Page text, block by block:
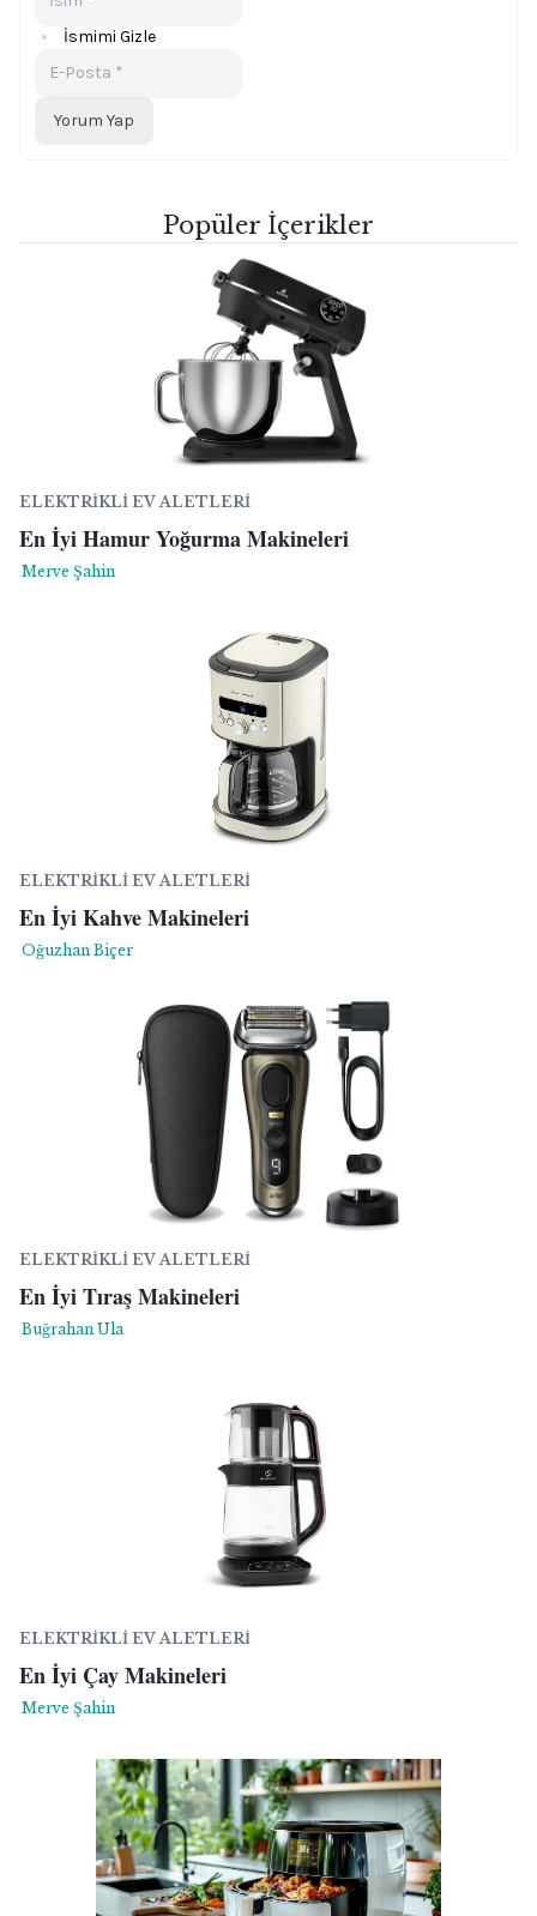
İsmimi Gizle
Yorum Yap
Popüler İçerikler
ELEKTRIKLI EV ALETLERI
En İyi Hamur Yoğurma Makineleri
Merve Şahin
ELEKTRIKLI EV ALETLERI
En İyi Kahve Makineleri
Oğuzhan Biçer
ELEKTRIKLI EV ALETLERI
En İyi Tıraş Makineleri
Buğrahan Ula
ELEKTRIKLI EV ALETLERI
En İyi Çay Makineleri
Merve Şahin